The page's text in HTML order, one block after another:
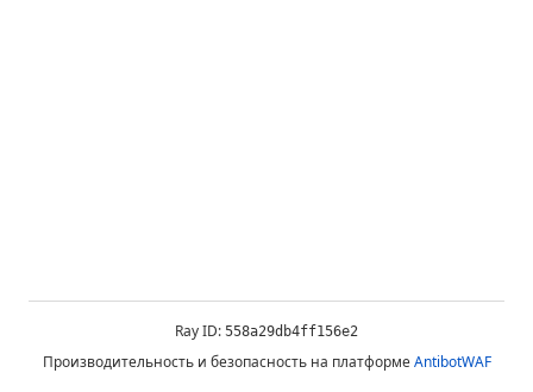
Ray ID: 558a29db4ff156e2
Производительность и безопасность на платформеAntibotWAF